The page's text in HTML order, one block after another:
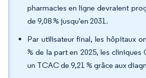
pharmacies en ligne devraient
de 9,08 % jusqu'en 2031.
Par utilisateur final, les hôpitaux
% de la part en 2025, les cliniques
un TCAC de 9,21 % grâce aux